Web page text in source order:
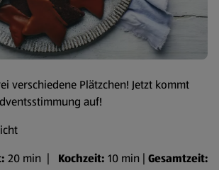
verschiedene Plätzchen! Jetzt kommt
auf!
20 min | Kochzeit: 10 min | Gesamtzeit: